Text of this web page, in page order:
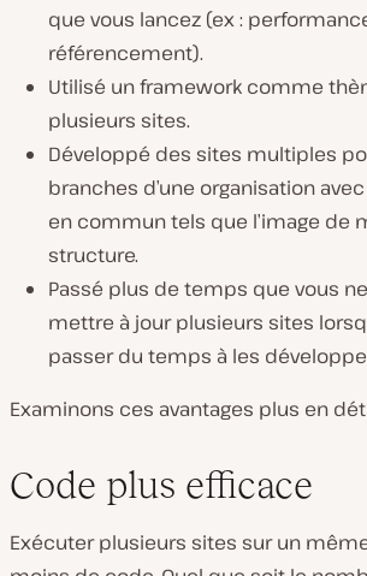
que vous lancez (ex :
référencement).
Utilisé un framework comme
plusieurs sites.
Développé des sites multiples
branches d’une organisation
en commun tels que l’image de
structure.
Passé plus de temps que vous
mettre à jour plusieurs sites
passer du temps à les
Examinons ces avantages plus en
Code plus efficace
Exécuter plusieurs sites sur un